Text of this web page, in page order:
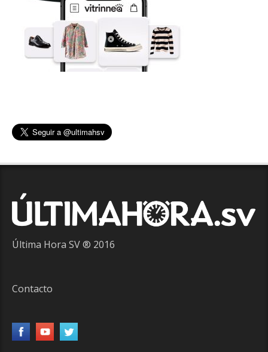
Última Hora SV ® 2016
Contacto